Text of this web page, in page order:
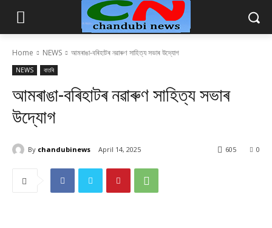
Home NEWS আমৰাঙা-বৰিহাটৰ নৱাৰুণ সাহিত্য সভাৰ উদ্যোগ
NEWS বাতৰি
আমৰাঙা-বৰিহাটৰ নৱাৰুণ সাহিত্য সভাৰ
উদ্যোগ
By chandubinews April 14, 2025 0
605